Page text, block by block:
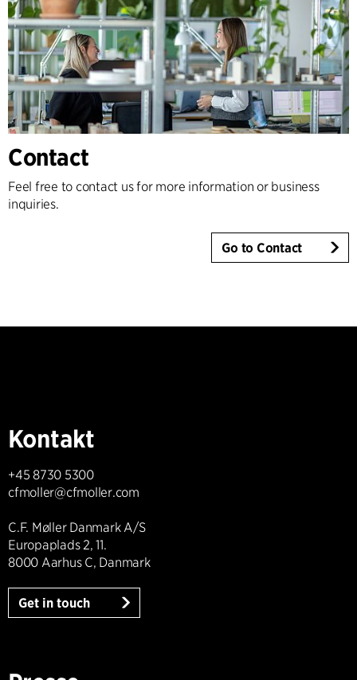
Contact
Feel free to contact us for more information or business
inquiries.
Go to Contact
Kontakt
+45 8730 5300
cfmoller@cfmoller.com
C.F. Møller Danmark A/S
Europaplads 2, 11.
8000 Aarhus C, Danmark
Get in touch